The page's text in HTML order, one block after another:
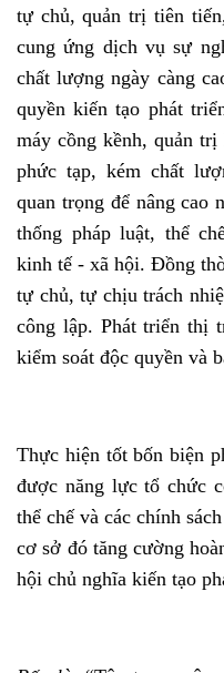
tự chủ, quản trị tiên
cung ứng dịch vụ sự
chất lượng ngày càng
quyền kiến tạo phát
máy cồng kềnh, quản
phức tạp, kém chất
quan trọng để nâng cao
thống pháp luật, thể
kinh tế - xã hội. Đồng
tự chủ, tự chịu trách
công lập. Phát triển thị
kiểm soát độc quyền và
Thực hiện tốt bốn biện
được năng lực tổ chức
thể chế và các chính
cơ sở đó tăng cường
hội chủ nghĩa kiến tạo